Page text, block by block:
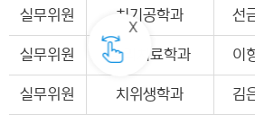
실무위원 치기공학과 선
실무위원 물리치료학과 이
실무위원 치위생학과 김